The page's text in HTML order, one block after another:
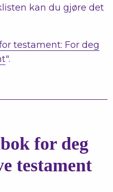
kan du gjøre det
testament: For deg
".
for deg
testament